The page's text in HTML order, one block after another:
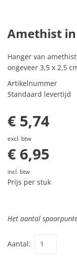
Amethist
Hanger van
ongeveer 3,5 x 2,5
Artikelnummer
Standaard levertijd
€ 5,74
excl. btw
€ 6,95
incl. btw
Prijs per stuk
Het aantal
Aantal: